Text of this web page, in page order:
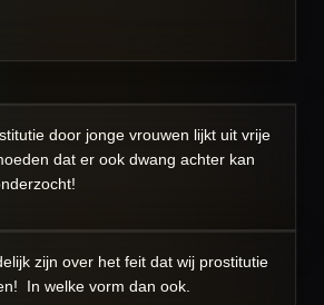
door jonge vrouwen lijkt uit vrije
dat er ook dwang achter kan
zijn over het feit dat wij prostitutie
In welke vorm dan ook.